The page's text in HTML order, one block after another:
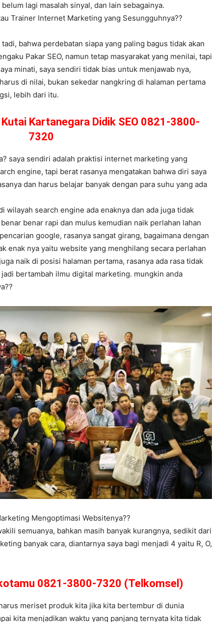
lagi masalah sinyal, dan lain sebagainya.
Trainer Internet Marketing yang Sesungguhnya??
bahwa perdebatan siapa yang paling bagus tidak akan
Pakar SEO, namun tetap masyarakat yang menilai, tapi
minati, saya sendiri tidak bias untuk menjawab nya,
di nilai, bukan sekedar nangkring di halaman pertama
lebih dari itu.
Kartanegara Didik SEO 0821-3800-
7320
saya sendiri adalah praktisi internet marketing yang
engine, tapi berat rasanya mengatakan bahwa diri saya
dan harus belajar banyak dengan para suhu yang ada
wilayah search engine ada enaknya dan ada juga tidak
benar rapi dan mulus kemudian naik perlahan lahan
google, rasanya sangat girang, bagaimana dengan
enak nya yaitu website yang menghilang secara perlahan
naik di posisi halaman pertama, rasanya ada rasa tidak
bertambah ilmu digital marketing. mungkin anda
Mengoptimasi Websitenya??
semuanya, bahkan masih banyak kurangnya, sedikit dari
banyak cara, diantarnya saya bagi menjadi 4 yaitu R, O,
0821-3800-7320 (Telkomsel)
meriset produk kita jika kita bertembur di dunia
kita menjadikan waktu yang panjang ternyata kita tidak